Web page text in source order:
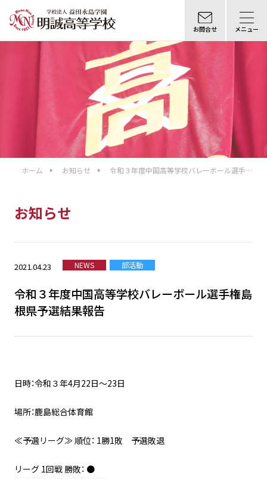
お問合せ メニュー
ホーム お知らせ
令和３年度中国高等学校バレーボール選手権
お知らせ
2021.04.23 NEWS 部活動
令和３年度中国高等学校バレーボール選手権島
根県予選結果報告
日時：令和３年4月22日～23日
場所：鹿島総合体育館
≪予選リーグ≫ 順位： 1勝1敗 予選敗退
リーグ 1回戦 勝敗： ●